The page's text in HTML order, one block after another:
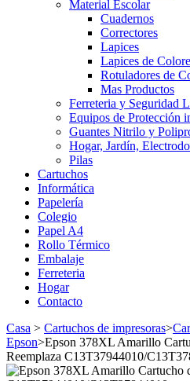
Material Escolar
Cuadernos
Correctores
Lapices
Lapices de
Rotuladores de
Mas Productos
Ferreteria y Seguridad
Equipos de Protección
Guantes Nitrilo y
Hogar, Jardín,
Pilas
Cartuchos
Informática
Papelería
Colegio
Papel A4
Rollo Térmico
Embalaje
Ferreteria
Hogar
Contacto
Casa > Cartuchos de impresoras>
Epson>Epson 378XL Amarillo
Reemplaza C13T37944010/